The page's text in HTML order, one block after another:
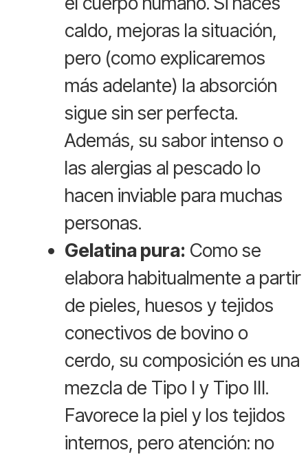
caldo, mejoras la situación,
pero (como explicaremos
más adelante) la absorción
sigue sin ser perfecta.
Además, su sabor intenso o
las alergias al pescado lo
hacen inviable para muchas
personas.
Gelatina pura: Como se
elabora habitualmente a partir
de pieles, huesos y tejidos
conectivos de bovino o
cerdo, su composición es una
mezcla de Tipo I y Tipo III.
Favorece la piel y los tejidos
internos, pero atención: no